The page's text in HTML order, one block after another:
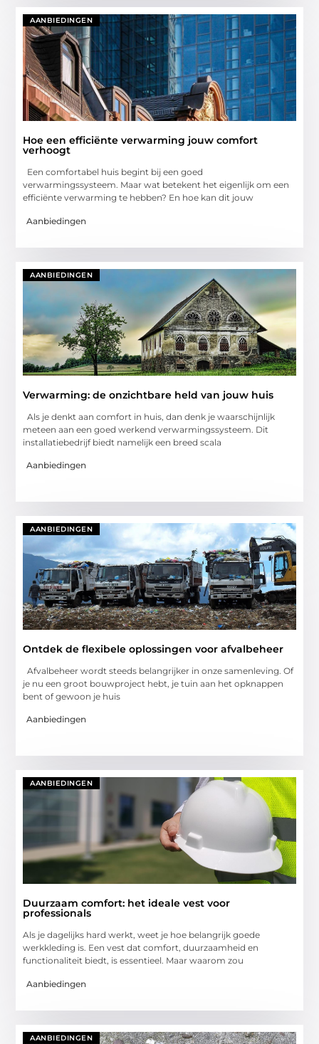
AANBIEDINGEN
Hoe een efficiënte verwarming jouw comfort
verhoogt
Een comfortabel huis begint bij een goed
verwarmingssysteem. Maar wat betekent het eigenlijk om een
efficiënte verwarming te hebben? En hoe kan dit jouw
Aanbiedingen
AANBIEDINGEN
Verwarming: de onzichtbare held van jouw huis
Als je denkt aan comfort in huis, dan denk je waarschijnlijk
meteen aan een goed werkend verwarmingssysteem. Dit
installatiebedrijf biedt namelijk een breed scala
Aanbiedingen
AANBIEDINGEN
Ontdek de flexibele oplossingen voor afvalbeheer
Afvalbeheer wordt steeds belangrijker in onze samenleving. Of
je nu een groot bouwproject hebt, je tuin aan het opknappen
bent of gewoon je huis
Aanbiedingen
AANBIEDINGEN
Duurzaam comfort: het ideale vest voor
professionals
Als je dagelijks hard werkt, weet je hoe belangrijk goede
werkkleding is. Een vest dat comfort, duurzaamheid en
functionaliteit biedt, is essentieel. Maar waarom zou
Aanbiedingen
AANBIEDINGEN